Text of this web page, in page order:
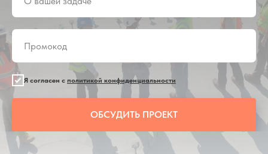
Я согласен с политикой конфиденциальности
ОБСУДИТЬ ПРОЕКТ